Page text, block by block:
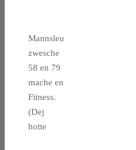
Mannsleu
zwesche
58 en 79
mache en
Fitness.
(Dej
hotte